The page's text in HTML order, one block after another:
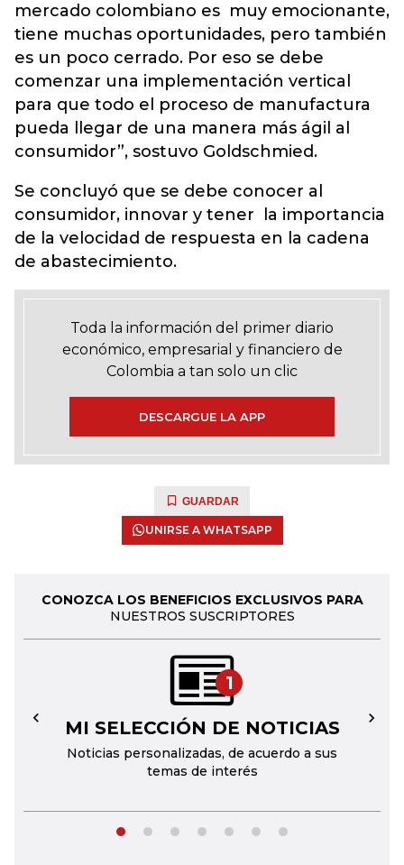
mercado colombiano es muy emocionante,
tiene muchas oportunidades, pero también
es un poco cerrado. Por eso se debe
comenzar una implementación vertical
para que todo el proceso de manufactura
pueda llegar de una manera más ágil al
consumidor”, sostuvo Goldschmied.
Se concluyó que se debe conocer al
consumidor, innovar y tener la importancia
de la velocidad de respuesta en la cadena
de abastecimiento.
Toda la información del primer diario
económico, empresarial y financiero de
Colombia a tan solo un clic
DESCARGUE LA APP
GUARDAR
UNIRSE A WHATSAPP
CONOZCA LOS BENEFICIOS EXCLUSIVOS PARA
NUESTROS SUSCRIPTORES
1
MI SELECCIÓN DE NOTICIAS
Noticias personalizadas, de acuerdo a sus
temas de interés
← →